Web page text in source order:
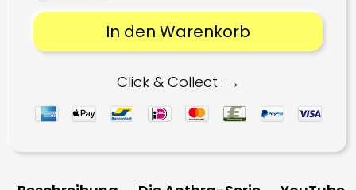
In den Warenkorb
Click & Collect